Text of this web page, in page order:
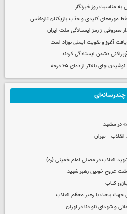
مناسبت روز خبرنگار
مهره‌های کلیدی و جذب بازیکنان تازه‌نفس
معروفی از رمز ایستادگی ملت ایران
آغوز و تقویت ایمنی نوزاد است
دشمن ایستادگی کردند
چای بالاتر از دمای ۶۵ درجه
چندرسانه‌ای
در مشهد
- تهران
انقلاب در مصلی امام خمینی (ره)
عروج خونین رهبر شهید
کتاب
جهت بیعت با رهبر معظم انقلاب
و شهدای ناو دنا در تهران